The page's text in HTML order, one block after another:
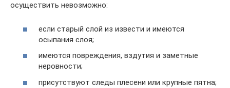
осуществить невозможно:
если старый слой из извести и имеются
осыпания слоя;
имеются повреждения, вздутия и заметные
неровности;
присутствуют следы плесени или крупные пятна;